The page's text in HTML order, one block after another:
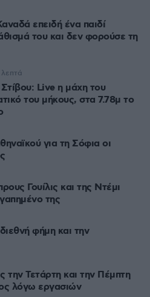
επειδή ένα παιδί
του και δεν φορούσε τη
Live η μάχη του
του μήκους, στα 7.78μ το
λεπτά
για τη Σόφια οι
Γουίλις και της Ντέμι
της
φήμη και την
την Τετάρτη και την Πέμπτη
λόγω εργασιών